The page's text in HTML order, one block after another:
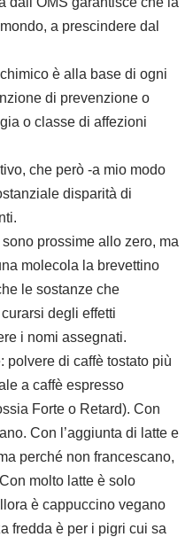
a prescindere dal
è alla base di ogni
di prevenzione o
o classe di affezioni
che però -a mio modo
disparità di
prossime allo zero, ma
molecola la brevettino
le sostanze che
degli effetti
i nomi assegnati.
polvere di caffè tostato più
a caffè espresso
Forte o Retard). Con
Con l’aggiunta di latte e
perché non francescano,
molto latte è solo
è cappuccino vegano
fredda è per i pigri cui sa